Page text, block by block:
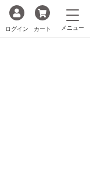
ログイン カート